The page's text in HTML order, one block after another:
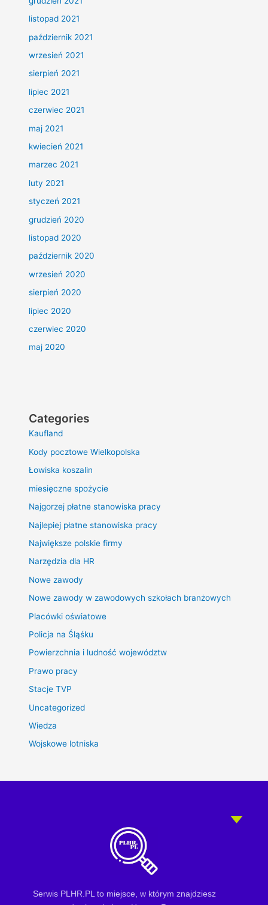
listopad 2021
październik 2021
wrzesień 2021
sierpień 2021
lipiec 2021
czerwiec 2021
maj 2021
kwiecień 2021
marzec 2021
luty 2021
styczeń 2021
grudzień 2020
listopad 2020
październik 2020
wrzesień 2020
sierpień 2020
lipiec 2020
czerwiec 2020
maj 2020
Categories
Kaufland
Kody pocztowe Wielkopolska
Łowiska koszalin
miesięczne spożycie
Najgorzej płatne stanowiska pracy
Najlepiej płatne stanowiska pracy
Największe polskie firmy
Narzędzia dla HR
Nowe zawody
Nowe zawody w zawodowych szkołach branżowych
Placówki oświatowe
Policja na Śląśku
Powierzchnia i ludność województw
Prawo pracy
Stacje TVP
Uncategorized
Wiedza
Wojskowe lotniska
Serwis PLHR.PL to miejsce, w którym znajdziesz